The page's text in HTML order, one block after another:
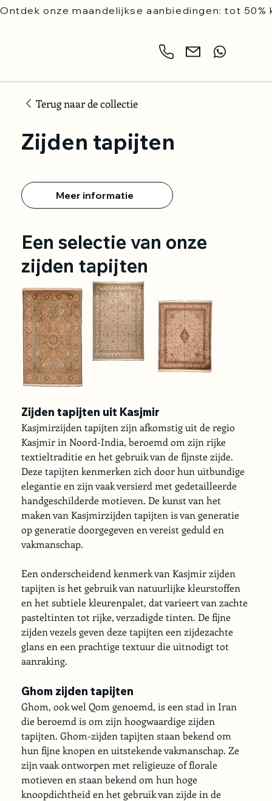
Ontdek onze maandelijkse aanbiedingen: tot
Terug naar de collectie
Zijden tapijten
Meer informatie
Zijden tapijten uit Kasjmir
Kasjmirzijden tapijten zijn afkomstig uit de regio
Kasjmir in Noord-India, beroemd om zijn rijke
textieltraditie en het gebruik van de fijnste zijde.
Deze tapijten kenmerken zich door hun uitbundige
elegantie en zijn vaak versierd met gedetailleerde
handgeschilderde motieven. De kunst van het
maken van Kasjmirzijden tapijten is van generatie
op generatie doorgegeven en vereist geduld en
vakmanschap.
Een onderscheidend kenmerk van Kasjmir zijden
tapijten is het gebruik van natuurlijke kleurstoffen
en het subtiele kleurenpalet, dat varieert van zachte
pasteltinten tot rijke, verzadigde tinten. De fijne
zijden vezels geven deze tapijten een zijdezachte
glans en een prachtige textuur die uitnodigt tot
aanraking.
Ghom zijden tapijten
Ghom, ook wel Qom genoemd, is een stad in Iran
die beroemd is om zijn hoogwaardige zijden
tapijten. Ghom-zijden tapijten staan bekend om
hun fijne knopen en uitstekende vakmanschap. Ze
zijn vaak ontworpen met religieuze of florale
motieven en staan bekend om hun hoge
knoopdichtheid en het gebruik van zijde in de
Een selectie van onze
zijden tapijten